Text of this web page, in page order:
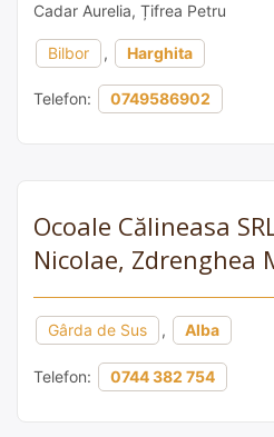
Cadar Aurelia, Țifrea Petru
Bilbor , Harghita
Telefon: 0749586902
Ocoale Călineasa
Nicolae, Zdrenghea
Gârda de Sus , Alba
Telefon: 0744 382 754